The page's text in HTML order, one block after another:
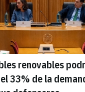
renovables
33% de la